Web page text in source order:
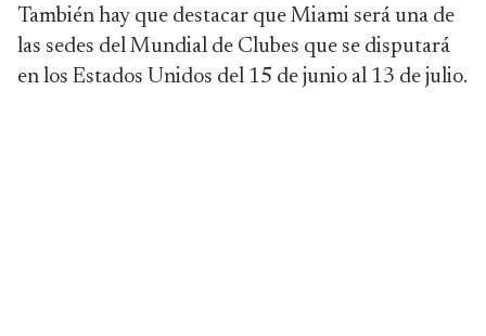
También hay que destacar que Miami será una de
las sedes del Mundial de Clubes que se disputará
en los Estados Unidos del 15 de junio al 13 de julio.